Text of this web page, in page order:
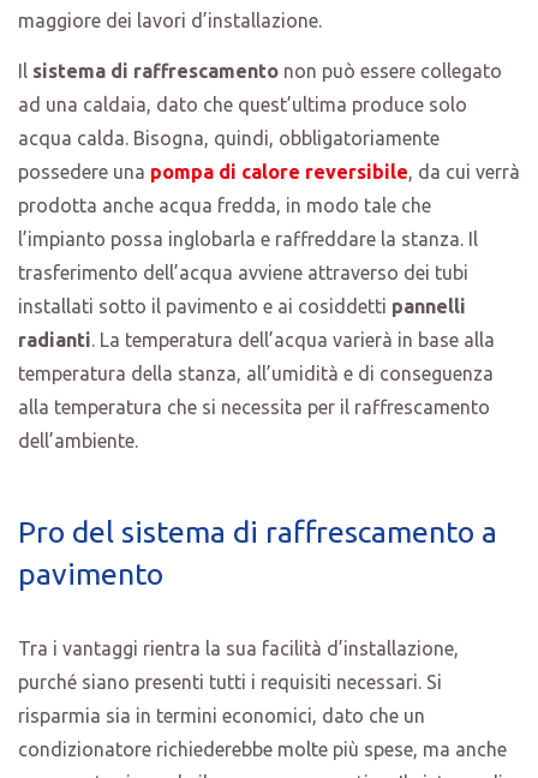
maggiore dei lavori d’installazione.
Il sistema di raffrescamento non può essere collegato
ad una caldaia, dato che quest’ultima produce solo
acqua calda. Bisogna, quindi, obbligatoriamente
possedere una pompa di calore reversibile, da cui verrà
prodotta anche acqua fredda, in modo tale che
l’impianto possa inglobarla e raffreddare la stanza. Il
trasferimento dell’acqua avviene attraverso dei tubi
installati sotto il pavimento e ai cosiddetti pannelli
radianti. La temperatura dell’acqua varierà in base alla
temperatura della stanza, all’umidità e di conseguenza
alla temperatura che si necessita per il raffrescamento
dell’ambiente.
Pro del sistema di raffrescamento a
pavimento
Tra i vantaggi rientra la sua facilità d’installazione,
purché siano presenti tutti i requisiti necessari. Si
risparmia sia in termini economici, dato che un
condizionatore richiederebbe molte più spese, ma anche